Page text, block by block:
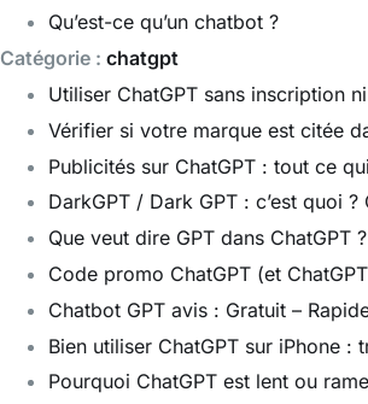
Qu’est-ce qu’un chatbot ?
Catégorie : chatgpt
Utiliser ChatGPT sans inscription
Vérifier si votre marque est citée
Publicités sur ChatGPT : tout ce
DarkGPT / Dark GPT : c’est quoi
Que veut dire GPT dans ChatGPT
Code promo ChatGPT (et
Chatbot GPT avis : Gratuit –
Bien utiliser ChatGPT sur iPhone :
Pourquoi ChatGPT est lent ou